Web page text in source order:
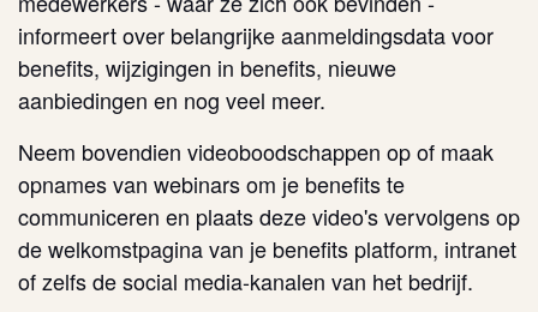
informeert over belangrijke aanmeldingsdata voor
benefits, wijzigingen in benefits, nieuwe
aanbiedingen en nog veel meer.
Neem bovendien videoboodschappen op of maak
opnames van webinars om je benefits te
communiceren en plaats deze video's vervolgens op
de welkomstpagina van je benefits platform, intranet
of zelfs de social media-kanalen van het bedrijf.